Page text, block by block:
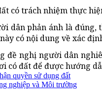
có trách nhiệm thực
dân phản ánh là
có nội dung về xác
đề nghị người dân
có đất để được hướng
quyền sử dụng đất
nghiệp và Môi trường